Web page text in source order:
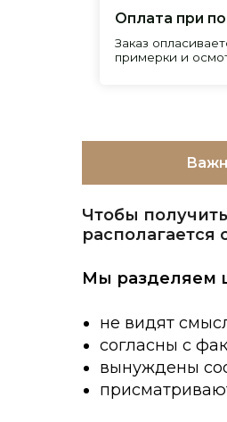
Чтобы
Мы разделяем
не видят
согласны с
вынуждены